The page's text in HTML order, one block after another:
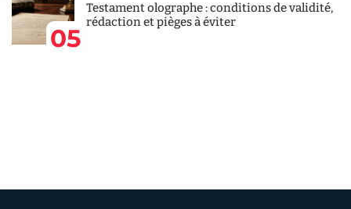
05
Testament olographe : conditions de validité,
rédaction et pièges à éviter